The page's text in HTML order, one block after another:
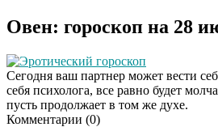
Овен: гороскоп на 28
Эротический гороскоп
Сегодня ваш партнер может вести
себя психолога, все равно будет
пусть продолжает в том же духе.
Комментарии (0)